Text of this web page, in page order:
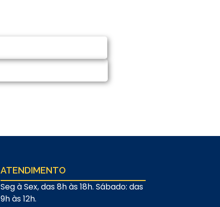
ATENDIMENTO
Seg à Sex, das 8h às 18h. Sábado: das
9h às 12h.